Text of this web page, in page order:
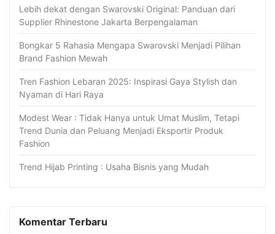
Lebih dekat dengan Swarovski Original: Panduan dari
Supplier Rhinestone Jakarta Berpengalaman
Bongkar 5 Rahasia Mengapa Swarovski Menjadi Pilihan
Brand Fashion Mewah
Tren Fashion Lebaran 2025: Inspirasi Gaya Stylish dan
Nyaman di Hari Raya
Modest Wear : Tidak Hanya untuk Umat Muslim, Tetapi
Trend Dunia dan Peluang Menjadi Eksportir Produk
Fashion
Trend Hijab Printing : Usaha Bisnis yang Mudah
Komentar Terbaru